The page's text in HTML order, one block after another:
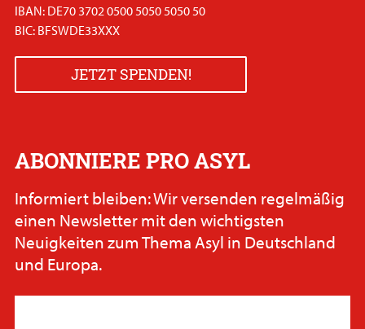
IBAN: DE70 3702 0500 5050 5050 50
BIC: BFSWDE33XXX
JETZT SPENDEN!
ABONNIERE PRO ASYL
Informiert bleiben: Wir versenden regelmäßig
einen Newsletter mit den wichtigsten
Neuigkeiten zum Thema Asyl in Deutschland
und Europa.